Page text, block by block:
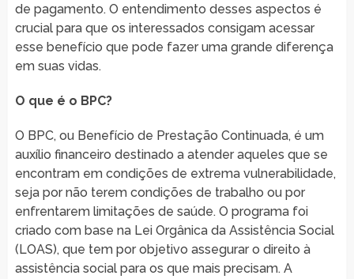
de pagamento. O entendimento desses aspectos é
crucial para que os interessados consigam acessar
esse benefício que pode fazer uma grande diferença
em suas vidas.
O que é o BPC?
O BPC, ou Benefício de Prestação Continuada, é um
auxílio financeiro destinado a atender aqueles que se
encontram em condições de extrema vulnerabilidade,
seja por não terem condições de trabalho ou por
enfrentarem limitações de saúde. O programa foi
criado com base na Lei Orgânica da Assistência Social
(LOAS), que tem por objetivo assegurar o direito à
assistência social para os que mais precisam. A